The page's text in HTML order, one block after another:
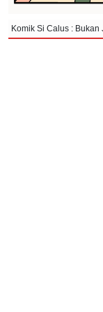
Komik Si Calus :